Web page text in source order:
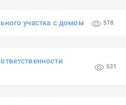
участка с домом 578
531